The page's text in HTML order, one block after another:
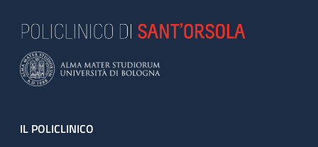
Footer
IL POLICLINICO